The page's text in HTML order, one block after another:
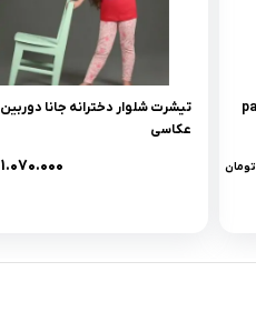
تومان
تیشرت شلوار دخترانه جانا دوربین
عکاسی
۱.۰۷۰.۰۰۰